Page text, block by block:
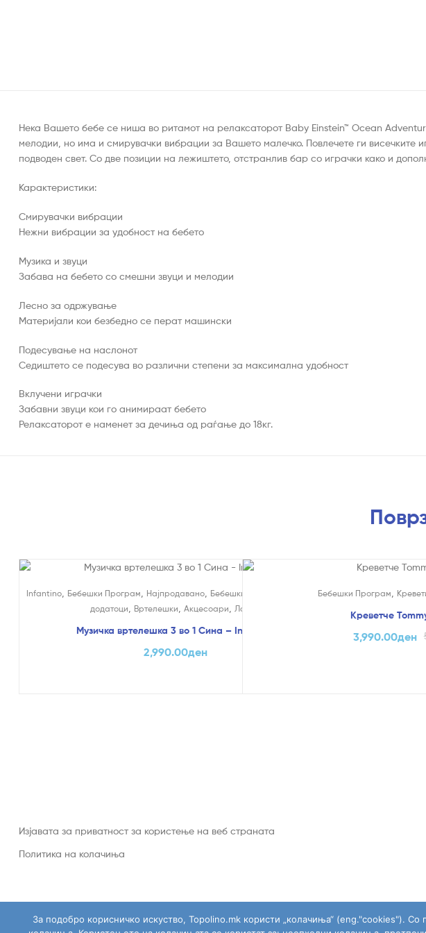
Нека Вашето бебе се ниша во ритамот на релаксаторот Baby Einstein™ Ocean
мелодии, но има и смирувачки вибрации за Вашето малечко. Повлечете ги висечките
подводен свет. Со две позиции на лежиштето, отстранлив бар со играчки како и
Карактеристики:
Смирувачки вибрации
Нежни вибрации за удобност на бебето
Музика и звуци
Забава на бебето со смешни звуци и мелодии
Лесно за одржување
Материјали кои безбедно се перат машински
Подесување на наслонот
Седиштето се подесува во различни степени за максимална удобност
Вклучени играчки
Забавни звуци кои го анимираат бебето
Релаксаторот е наменет за дечиња од раѓање до 18кг.
Infantino, Бебешки Програм Најпродавано, Бебешки играчки
Кревети и
додатоци
Вртелешки Акцесоари Ламби
Музичка вртелешка 3 во 1 Сина – Infantino
2,990.00ден
Бебешки Програм
Креветче
3,990.00ден
Изјавата за приватност за користење на веб страната
Политика на колачиња
За подобро корисничко искуство, Topolino.mk користи „колачиња“ (eng."cookies").